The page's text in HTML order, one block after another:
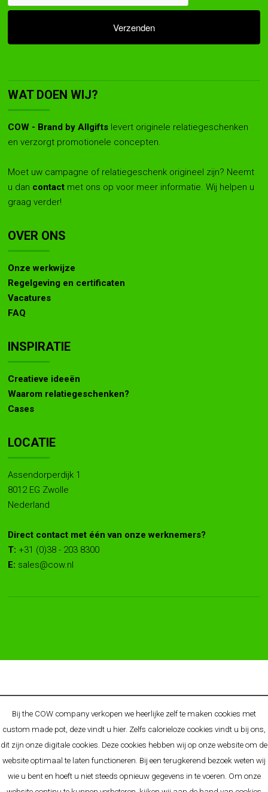
WAT DOEN WIJ?
COW - Brand by Allgifts levert originele relatiegeschenken
en verzorgt promotionele concepten.
Moet uw campagne of relatiegeschenk origineel zijn? Neemt
u dan contact met ons op voor meer informatie. Wij helpen u
graag verder!
OVER ONS
Onze werkwijze
Regelgeving en certificaten
Vacatures
FAQ
INSPIRATIE
Creatieve ideeën
Waarom relatiegeschenken?
Cases
LOCATIE
Assendorperdijk 1
8012 EG Zwolle
Nederland
Direct contact met één van onze werknemers?
T: +31 (0)38 - 203 8300
E: sales@cow.nl
RELATIEGESCHENKEN & PROMOTIONELE CONCEPTEN
O.A. BEKEND VAN:Cow.nl-Allgifts.nl-Allgifts.be-Allgifts.de -
Premiums.nl
Algemene voorwaarden-Disclaimer-Privacy Policy-
Cookieverklaring-Sitemap
Bij the COW company verkopen we heerlijke zelf te maken cookies met
custom made pot, deze vindt u hier. Zelfs calorieloze cookies vindt u bij ons,
dit zijn onze digitale cookies. Deze cookies hebben wij op onze website om de
website optimaal te laten functioneren. Bij een terugkerend bezoek weten wij
wie u bent en hoeft u niet steeds opnieuw gegevens in te voeren. Om onze